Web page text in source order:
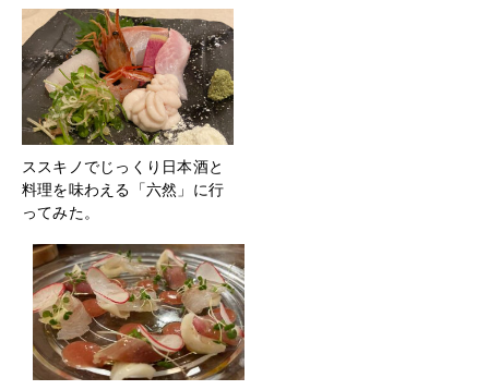
ススキノでじっくり日本酒と
料理を味わえる「六然」に行
ってみた。